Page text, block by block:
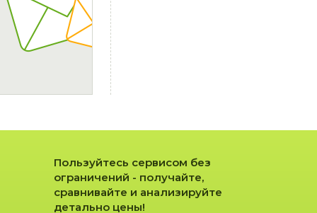
Пользуйтесь сервисом без
ограничений - получайте,
сравнивайте и анализируйте
детально цены!